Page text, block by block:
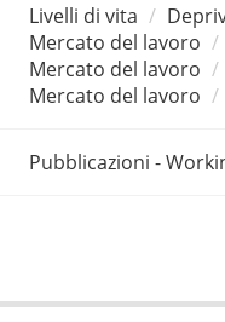
Livelli di vita
Mercato del lavoro
Mercato del lavoro
Mercato del lavoro
Pubblicazioni -